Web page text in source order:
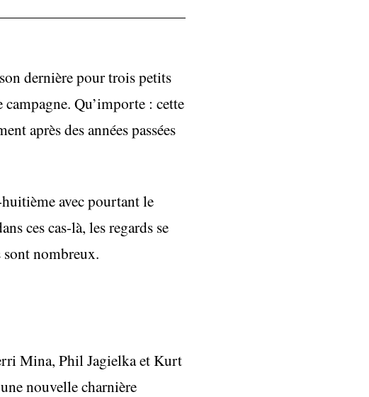
dernière pour trois petits
Qu’importe : cette
après des années passées
avec pourtant le
ces cas-là, les regards se
sont nombreux.
Mina, Phil Jagielka et Kurt
nouvelle charnière